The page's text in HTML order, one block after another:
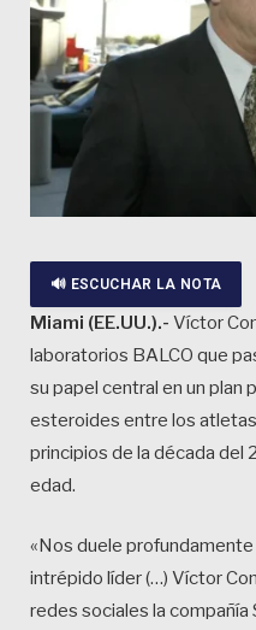
🔊 ESCUCHAR LA NOTA
Miami (EE.UU.).- Víctor
laboratorios BALCO que
su papel central en un plan
esteroides entre los
principios de la década del
edad.
«Nos duele
intrépido líder (…) Víctor
redes sociales la compañía